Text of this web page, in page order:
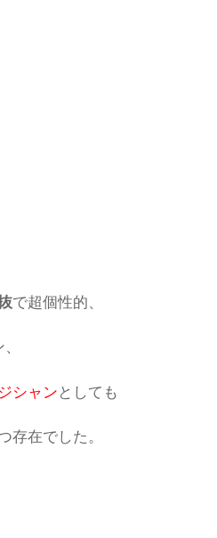
で超個性的、
シャン としても
存在でした。